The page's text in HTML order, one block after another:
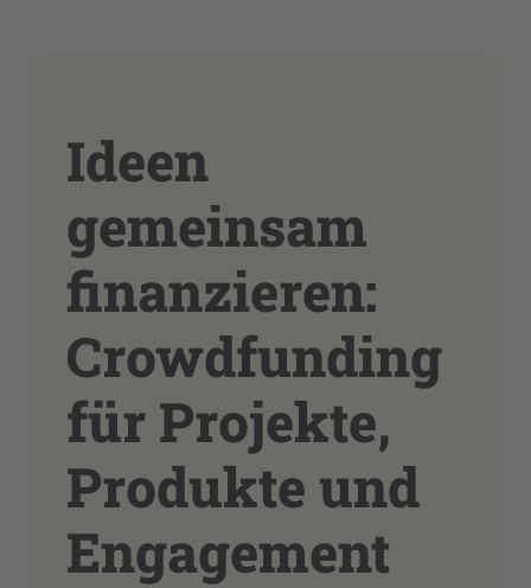
Ideen
gemeinsam
finanzieren:
Crowdfunding
für Projekte,
Produkte und
Engagement